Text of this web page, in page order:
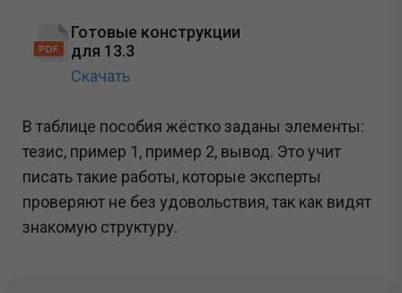
Готовые конструкции
для 13.3
Скачать
В таблице пособия жёстко заданы элементы:
тезис, пример 1, пример 2, вывод. Это учит
писать такие работы, которые эксперты
проверяют не без удовольствия, так как видят
знакомую структуру.